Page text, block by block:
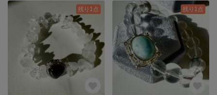
残り1点 残り1点